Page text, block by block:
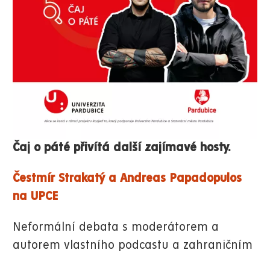
Čaj o páté přivítá další zajímavé hosty.
Čestmír Strakatý a Andreas Papadopulos
na UPCE
Neformální debata s moderátorem a
autorem vlastního podcastu a zahraničním